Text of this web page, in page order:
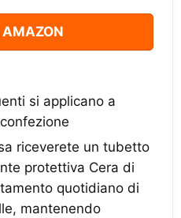
AMAZON
si applicano a
riceverete un tubetto
protettiva Cera di
quotidiano di
mantenendo